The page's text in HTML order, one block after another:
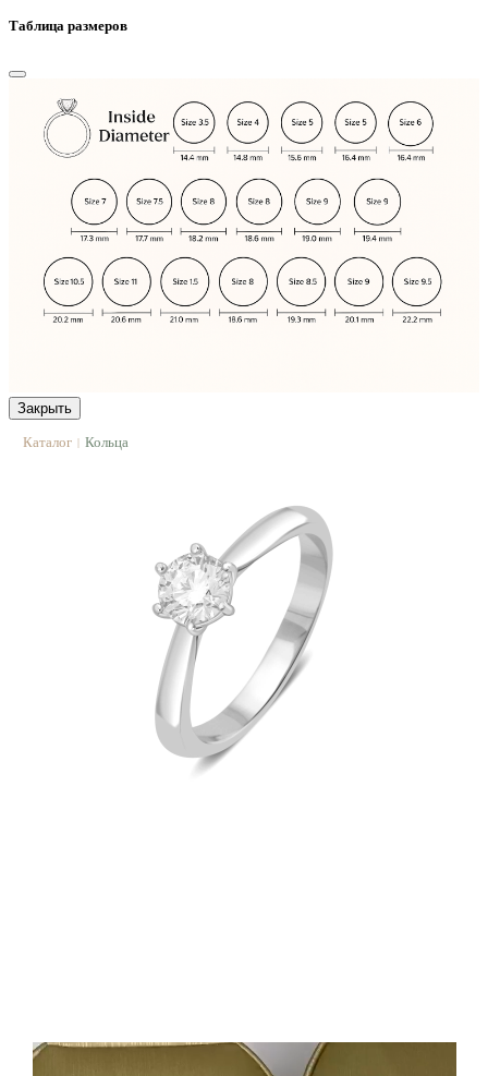
Таблица размеров
Закрыть
Каталог | Кольца